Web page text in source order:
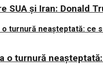
SUA și Iran: Donald
o turnură